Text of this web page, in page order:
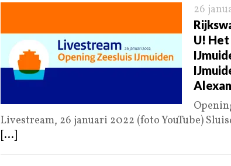
26
U!
Livestream, 26 januari 2022 (foto YouTube)
[...]